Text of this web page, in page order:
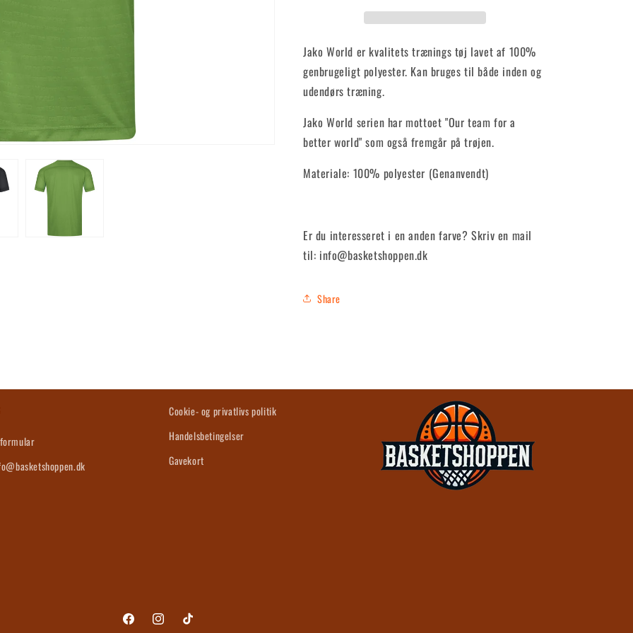
Jako World er kvalitets trænings tøj lavet af 100%
genbrugeligt polyester. Kan bruges til både inden og
udendørs træning.
Jako World serien har mottoet "Our team for a
better world" som også fremgår på trøjen.
Materiale: 100% polyester (Genanvendt)
Er du interesseret i en anden farve? Skriv en mail
til: info@basketshoppen.dk
Share
Cookie- og privatlivs politik
Handelsbetingelser
Gavekort
FacebookInstagramTikTok